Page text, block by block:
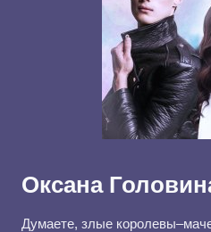
Оксана
Думаете, злые